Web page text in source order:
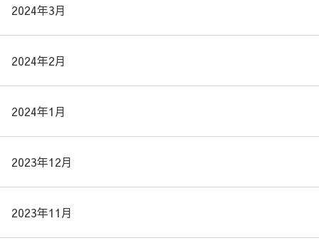
2024年3月
2024年2月
2024年1月
2023年12月
2023年11月